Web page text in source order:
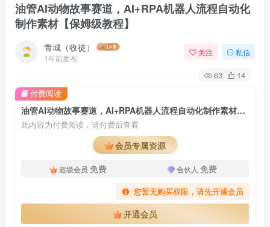
油管AI动物故事赛道，AI+RPA机器人流程自动化
制作素材【保姆级教程】
青城（收徒）
1年前发布
关注 私信
63 14
油管AI动物故事赛道，AI+RPA机器人流程自动化制作素材【保姆级教程】
此内容为付费阅读，请付费后查看
会员专属资源
超级会员 免费 合伙人 免费
您暂无购买权限，请先开通会员
开通会员
付费阅读